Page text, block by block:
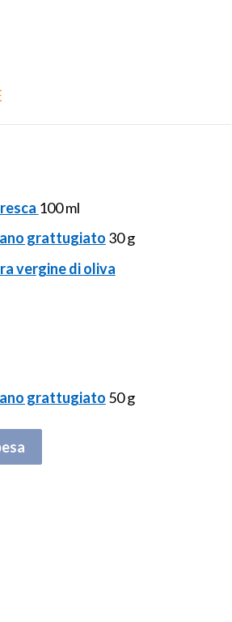
100 ml
grattugiato 30 g
vergine di oliva
grattugiato 50 g